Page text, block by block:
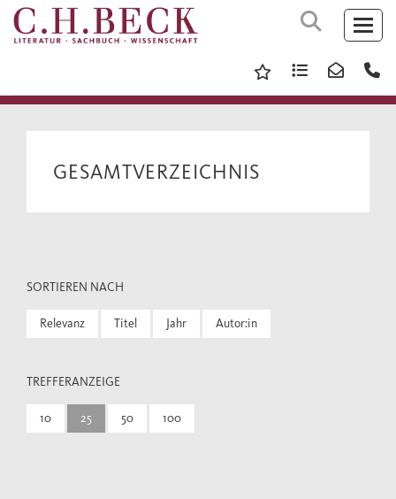
GESAMTVERZEICHNIS
SORTIEREN NACH
Relevanz Titel Jahr Autor:in
TREFFERANZEIGE
10 25 50 100